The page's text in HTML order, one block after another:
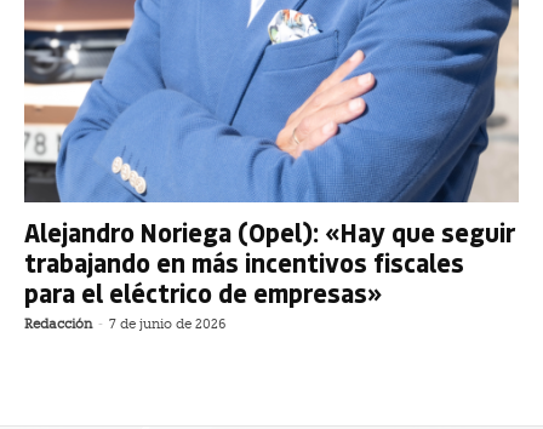
Alejandro Noriega (Opel): «Hay que seguir
trabajando en más incentivos fiscales
para el eléctrico de empresas»
Redacción - 7 de junio de 2026